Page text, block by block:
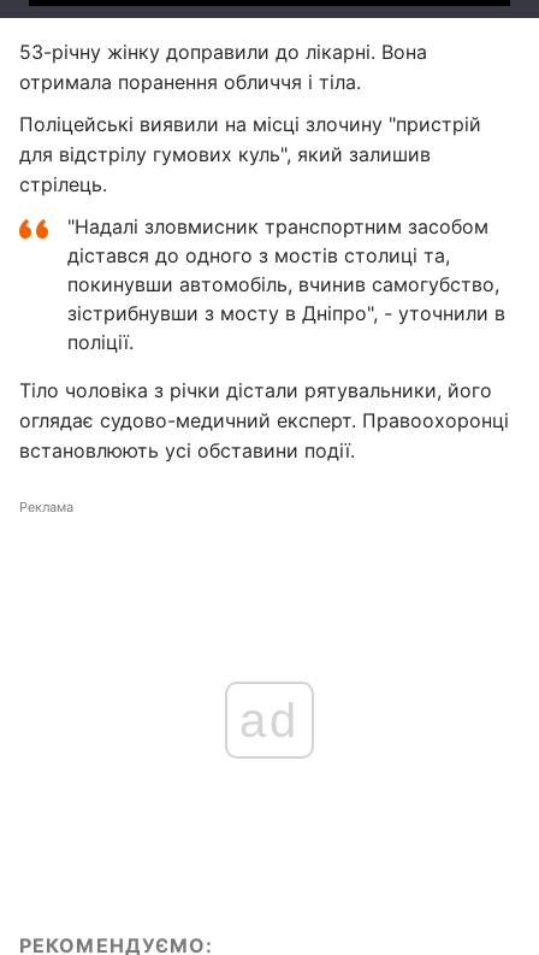
53-річну жінку доправили до лікарні. Вона
отримала поранення обличчя і тіла.
Поліцейські виявили на місці злочину "пристрій
для відстрілу гумових куль", який залишив
стрілець.
"Надалі зловмисник транспортним засобом
дістався до одного з мостів столиці та,
покинувши автомобіль, вчинив самогубство,
зістрибнувши з мосту в Дніпро", - уточнили в
поліції.
Тіло чоловіка з річки дістали рятувальники, його
оглядає судово-медичний експерт. Правоохоронці
встановлюють усі обставини події.
Реклама
ad
РЕКОМЕНДУЄМО: